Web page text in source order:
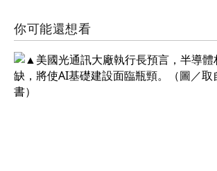
你可能還想看